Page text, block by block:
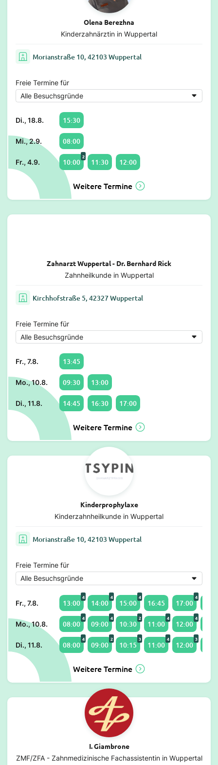
Olena Berezhna
Kinderzahnärztin in Wuppertal
Morianstraße 10, 42103 Wuppertal
Freie Termine für
Di., 18.8. 15:30
Mi., 2.9. 08:00
Fr., 4.9. 10:00
2
11:30 12:00
Weitere Termine
Zahnarzt Wuppertal - Dr. Bernhard Rick
Zahnheilkunde in Wuppertal
Kirchhofstraße 5, 42327 Wuppertal
Freie Termine für
Fr., 7.8. 13:45
Mo., 10.8. 09:30 13:00
Di., 11.8. 14:45 16:30 17:00
Weitere Termine
Kinderprophylaxe
Kinderzahnheilkunde in Wuppertal
Morianstraße 10, 42103 Wuppertal
Freie Termine für
Fr., 7.8. 13:00
4
14:00
4
15:00
4
16:45 17:00
4
Mo., 10.8. 08:00
4
09:00
4
10:30
2
11:00
4
12:00
4
Di., 11.8. 08:00
4
09:00
2
10:15
3
11:00
4
12:00
3
Weitere Termine
I. Giambrone
ZMF/ZFA - Zahnmedizinische Fachassistentin in Wuppertal